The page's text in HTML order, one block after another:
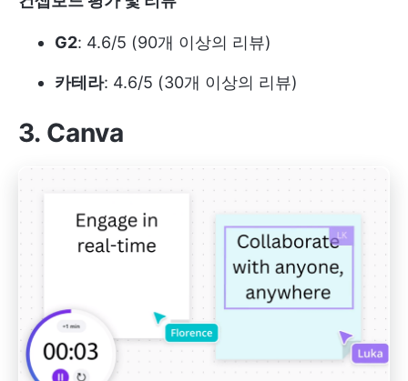
G2: 4.6/5 (90개 이상의 리뷰)
카테라: 4.6/5 (30개 이상의 리뷰)
3. Canva